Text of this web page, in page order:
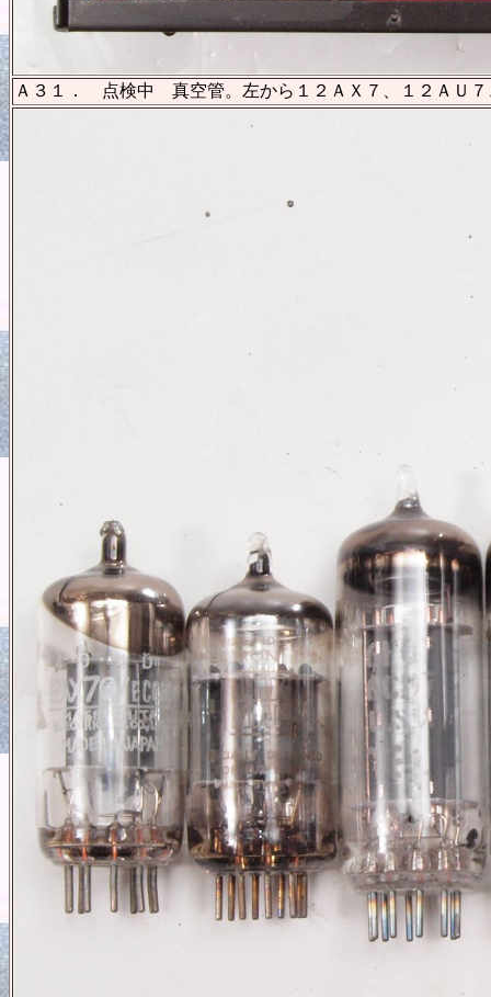
Ａ３１． 点検中 真空管。左から１２ＡＸ７、１２ＡＵ７